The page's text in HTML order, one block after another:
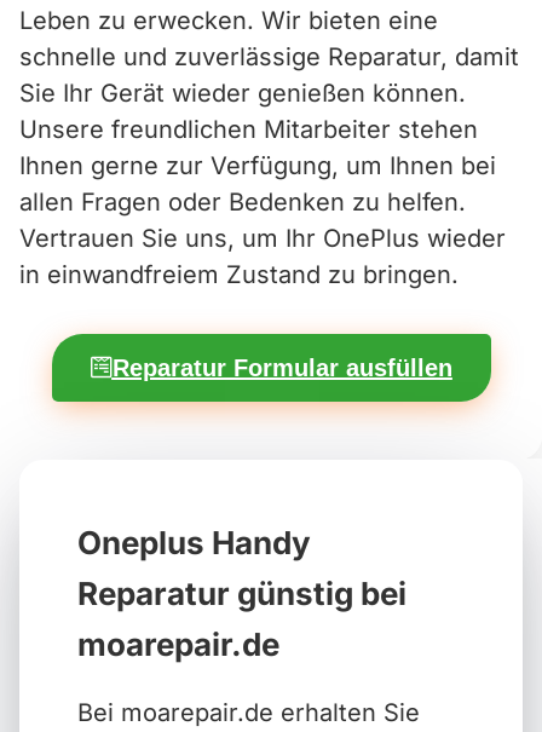
Leben zu erwecken. Wir bieten eine
schnelle und zuverlässige Reparatur, damit
Sie Ihr Gerät wieder genießen können.
Unsere freundlichen Mitarbeiter stehen
Ihnen gerne zur Verfügung, um Ihnen bei
allen Fragen oder Bedenken zu helfen.
Vertrauen Sie uns, um Ihr OnePlus wieder
in einwandfreiem Zustand zu bringen.
Reparatur Formular ausfüllen
Oneplus Handy
Reparatur günstig bei
moarepair.de
Bei moarepair.de erhalten Sie